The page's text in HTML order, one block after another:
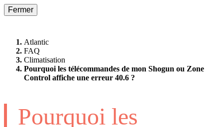
Fermer
Atlantic
FAQ
Climatisation
Pourquoi les télécommandes de mon Shogun ou Zone
Control affiche une erreur 40.6 ?
Pourquoi les